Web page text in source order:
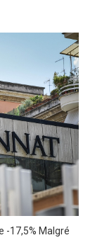
-17,5% Malgré